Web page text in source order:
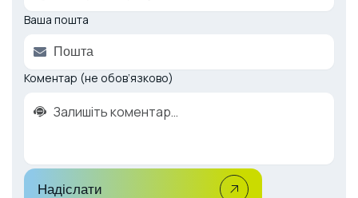
Ваша пошта
Коментар (не обов’язково)
Надіслати